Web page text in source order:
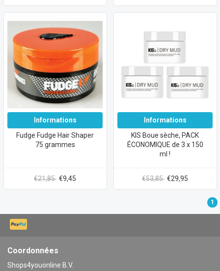
Informations
Fudge Fudge Hair Shaper
75 grammes
€21,85 €9,45
Informations
KIS Boue sèche, PACK
ÉCONOMIQUE de 3 x 150
ml !
€53,85 €29,95
1
Coordonnées
Shops4youonline B.V.